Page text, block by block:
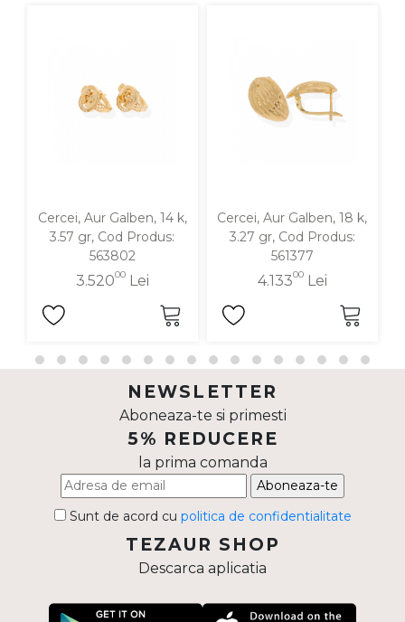
Cercei, Aur Galben, 14 k,
3.57 gr, Cod Produs:
563802
3.52000Lei
Cercei, Aur Galben, 18 k,
3.27 gr, Cod Produs:
561377
4.13300Lei
NEWSLETTER
Aboneaza-te si primesti
5% REDUCERE
la prima comanda
Aboneaza-te
Sunt de acord cu politica de confidentialitate
TEZAUR SHOP
Descarca aplicatia